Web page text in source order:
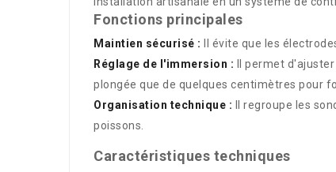
Fonctions principales
Maintien sécurisé : Il évite que les
Réglage de l'immersion : Il permet
plongée que de quelques centimètres pour
Organisation technique : Il regroupe les
poissons.
Caractéristiques techniques